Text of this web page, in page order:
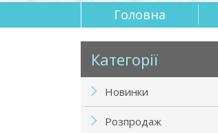
Головна
Категорії
Новинки
Розпродаж